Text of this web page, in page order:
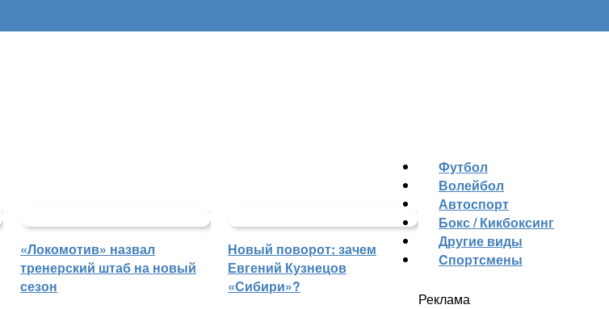
«Локомотив» назвал
тренерский штаб на новый
сезон
Новый поворот: зачем
Евгений Кузнецов
«Сибири»?
Футбол
Волейбол
Автоспорт
Бокс / Кикбоксинг
Другие виды
Cпортсмены
Реклама